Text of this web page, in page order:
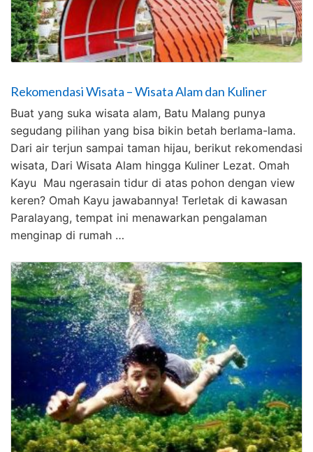
Rekomendasi Wisata – Wisata Alam dan Kuliner
Buat yang suka wisata alam, Batu Malang punya
segudang pilihan yang bisa bikin betah berlama-lama.
Dari air terjun sampai taman hijau, berikut rekomendasi
wisata, Dari Wisata Alam hingga Kuliner Lezat. Omah
Kayu Mau ngerasain tidur di atas pohon dengan view
keren? Omah Kayu jawabannya! Terletak di kawasan
Paralayang, tempat ini menawarkan pengalaman
menginap di rumah …